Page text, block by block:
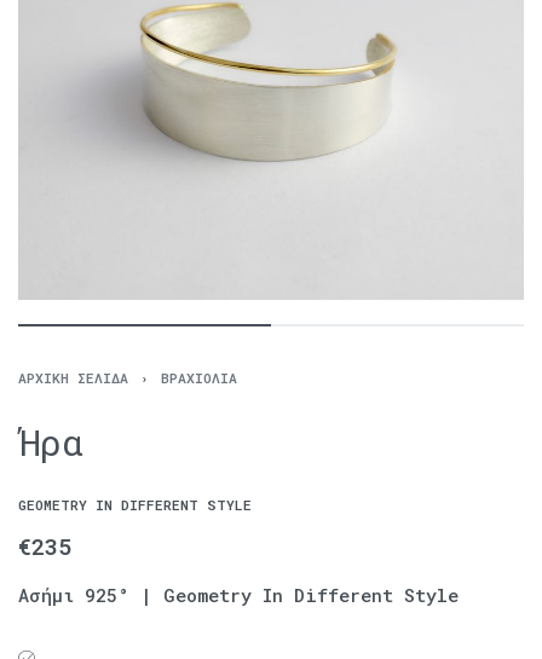
ΑΡΧΙΚΉ ΣΕΛΊΔΑ › ΒΡΑΧΙΌΛΙΑ
Ήρα
GEOMETRY IN DIFFERENT STYLE
€235
Ασήμι 925° | Geometry In Different Style